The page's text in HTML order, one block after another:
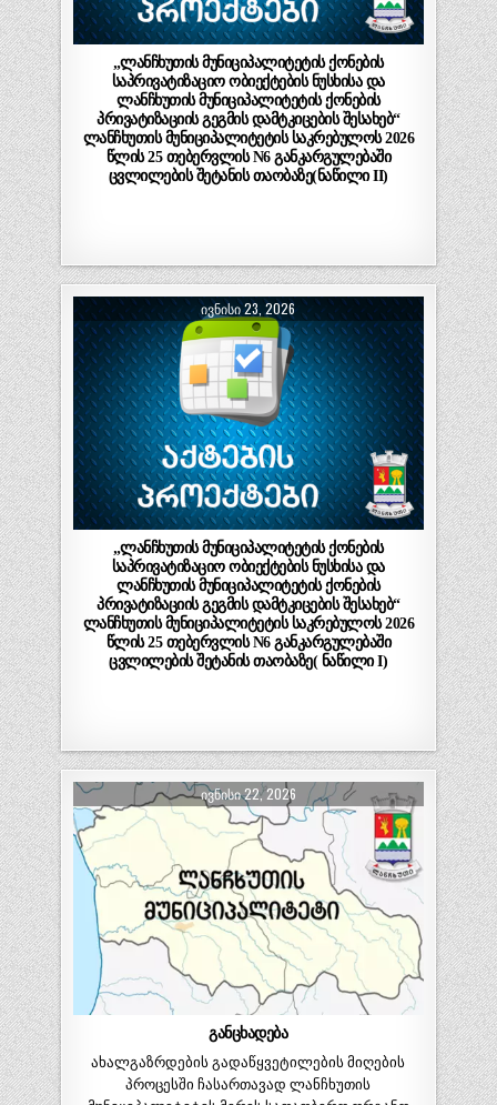
„ლანჩხუთის მუნიციპალიტეტის ქონების
საპრივატიზაციო ობიექტების ნუსხისა და
ლანჩხუთის მუნიციპალიტეტის ქონების
პრივატიზაციის გეგმის დამტკიცების შესახებ“
ლანჩხუთის მუნიციპალიტეტის საკრებულოს 2026
წლის 25 თებერვლის N6 განკარგულებაში
ცვლილების შეტანის თაობაზე(ნაწილი II)
ᲘᲕᲜᲘᲡᲘ 23, 2026
„ლანჩხუთის მუნიციპალიტეტის ქონების
საპრივატიზაციო ობიექტების ნუსხისა და
ლანჩხუთის მუნიციპალიტეტის ქონების
პრივატიზაციის გეგმის დამტკიცების შესახებ“
ლანჩხუთის მუნიციპალიტეტის საკრებულოს 2026
წლის 25 თებერვლის N6 განკარგულებაში
ცვლილების შეტანის თაობაზე( ნაწილი I)
ᲘᲕᲜᲘᲡᲘ 22, 2026
განცხადება
ახალგაზრდების გადაწყვეტილების მიღების
პროცესში ჩასართავად ლანჩხუთის